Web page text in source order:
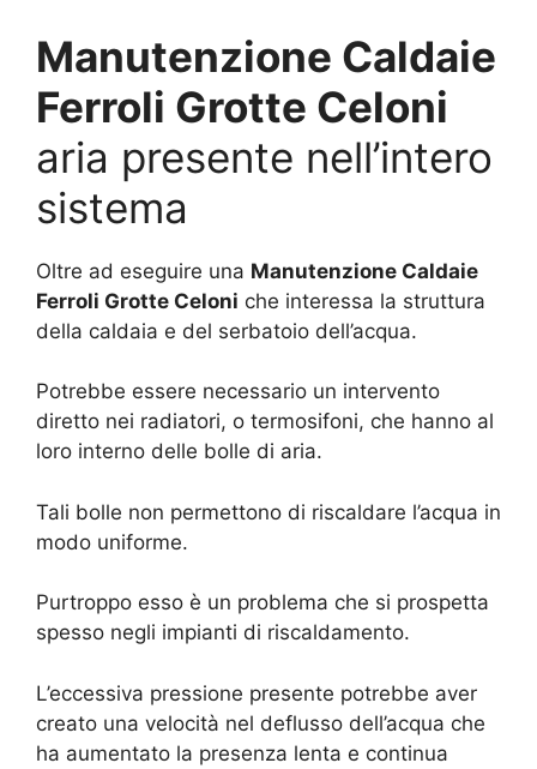
Manutenzione Caldaie
Ferroli Grotte Celoni
aria presente nell’intero
sistema
Oltre ad eseguire una Manutenzione Caldaie
Ferroli Grotte Celoni che interessa la struttura
della caldaia e del serbatoio dell’acqua.
Potrebbe essere necessario un intervento
diretto nei radiatori, o termosifoni, che hanno al
loro interno delle bolle di aria.
Tali bolle non permettono di riscaldare l’acqua in
modo uniforme.
Purtroppo esso è un problema che si prospetta
spesso negli impianti di riscaldamento.
L’eccessiva pressione presente potrebbe aver
creato una velocità nel deflusso dell’acqua che
ha aumentato la presenza lenta e continua